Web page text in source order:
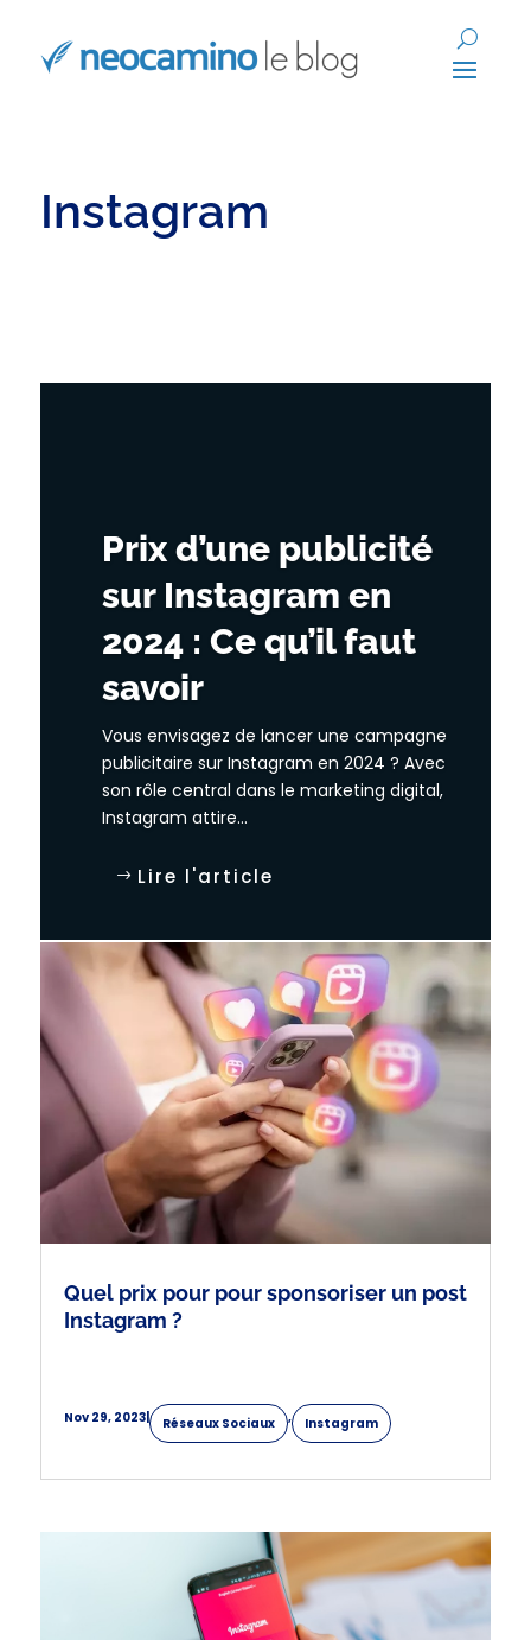
Instagram
Prix d’une publicité
sur Instagram en
2024 : Ce qu’il faut
savoir
Vous envisagez de lancer une campagne
publicitaire sur Instagram en 2024 ? Avec
son rôle central dans le marketing digital,
Instagram attire...
Lire l'article
Quel prix pour pour sponsoriser un post
Instagram ?
Nov 29, 2023| Réseaux Sociaux , Instagram